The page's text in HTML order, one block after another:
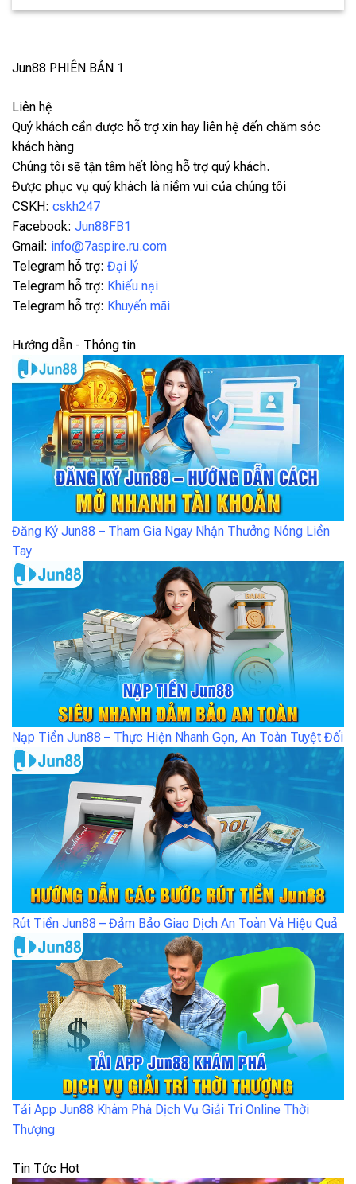
Jun88 PHIÊN BẢN 1
Liên hệ
Quý khách cần được hỗ trợ xin hay liên hệ đến chăm sóc
khách hàng
Chúng tôi sẽ tận tâm hết lòng hỗ trợ quý khách.
Được phục vụ quý khách là niềm vui của chúng tôi
CSKH: cskh247
Facebook: Jun88FB1
Gmail: info@7aspire.ru.com
Telegram hỗ trợ: Đại lý
Telegram hỗ trợ: Khiếu nại
Telegram hỗ trợ: Khuyến mãi
Hướng dẫn - Thông tin
Đăng Ký Jun88 – Tham Gia Ngay Nhận Thưởng Nóng Liền
Tay
Nạp Tiền Jun88 – Thực Hiện Nhanh Gọn, An Toàn Tuyệt Đối
Rút Tiền Jun88 – Đảm Bảo Giao Dịch An Toàn Và Hiệu Quả
Tải App Jun88 Khám Phá Dịch Vụ Giải Trí Online Thời
Thượng
Tin Tức Hot